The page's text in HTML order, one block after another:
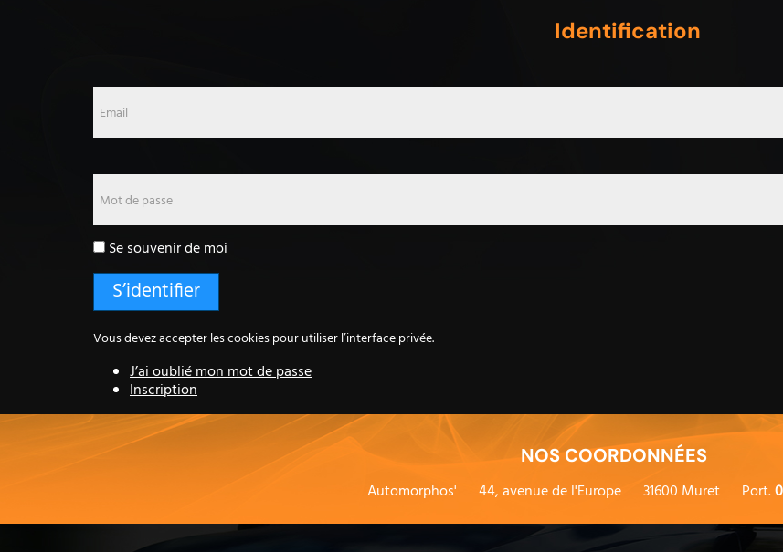
Identification
Email
Mot de passe
Se souvenir de moi
Vous devez accepter les cookies pour utiliser l’interface privée.
J’ai oublié mon mot de passe
Inscription
NOS COORDONNÉES
Automorphos'
44, avenue de l'Europe 31600 Muret Port.